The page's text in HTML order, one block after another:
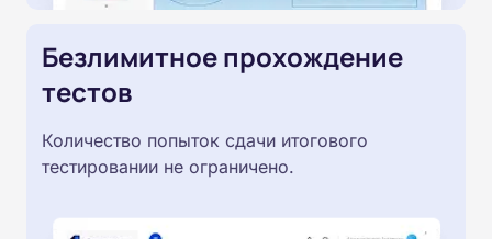
Безлимитное прохождение
тестов
Количество попыток сдачи итогового
тестировании не ограничено.